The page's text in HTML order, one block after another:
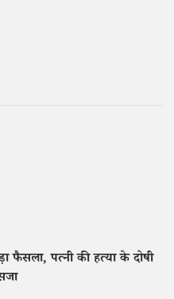
फैसला, पत्नी की हत्या के दोषी